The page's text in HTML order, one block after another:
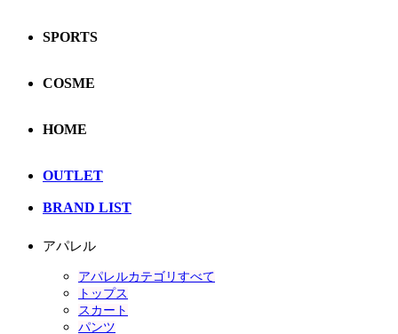
SPORTS
COSME
HOME
OUTLET
BRAND LIST
アパレル
アパレルカテゴリすべて
トップス
スカート
パンツ